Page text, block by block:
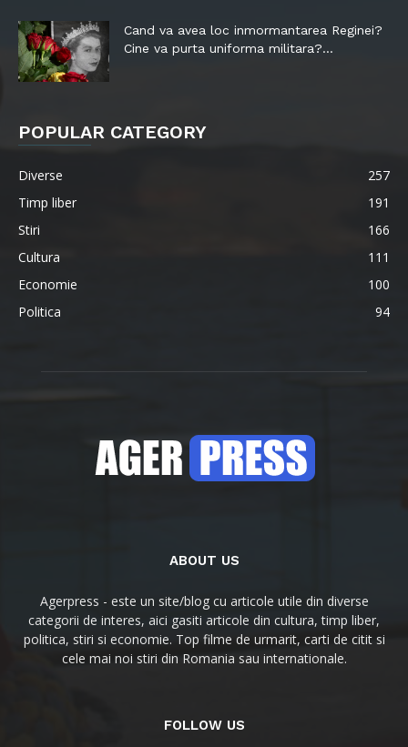
Cand va avea loc inmormantarea Reginei?
Cine va purta uniforma militara?...
POPULAR CATEGORY
Diverse
257
Timp liber
191
Stiri
166
Cultura
111
Economie
100
Politica
94
ABOUT US
Agerpress - este un site/blog cu articole utile din diverse
categorii de interes, aici gasiti articole din cultura, timp liber,
politica, stiri si economie. Top filme de urmarit, carti de citit si
cele mai noi stiri din Romania sau internationale.
FOLLOW US